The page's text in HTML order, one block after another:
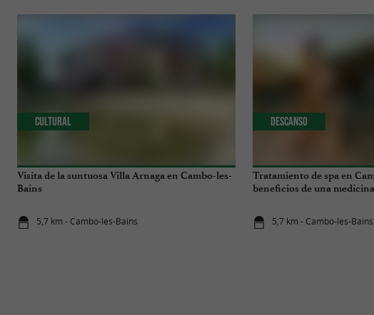
Visita de la suntuosa Villa Arnaga en Cambo-les-
Bains
5,7 km - Cambo-les-Bains
Cultural
Tratamiento de spa en
beneficios de una
5,7 km - Cambo-les-Bains
Descanso